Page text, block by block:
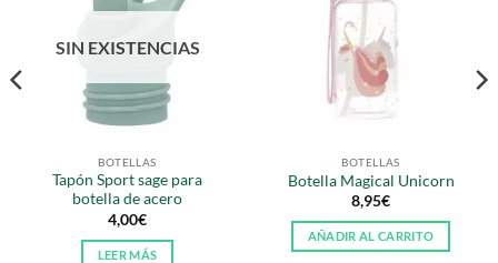
SIN EXISTENCIAS
BOTELLAS
Tapón Sport sage para
botella de acero
4,00€
LEER MÁS
BOTELLAS
Botella Magical Unicorn
8,95€
AÑADIR AL CARRITO